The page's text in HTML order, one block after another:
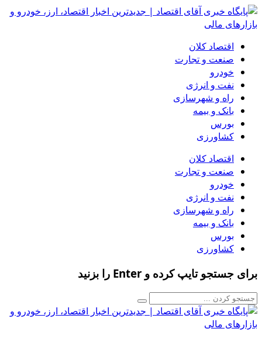
اقتصاد کلان
صنعت و تجارت
خودرو
نفت و انرژی
راه و شهرسازی
بانک و بیمه
بورس
کشاورزی
اقتصاد کلان
صنعت و تجارت
خودرو
نفت و انرژی
راه و شهرسازی
بانک و بیمه
بورس
کشاورزی
برای جستجو تایپ کرده و Enter را بزنید